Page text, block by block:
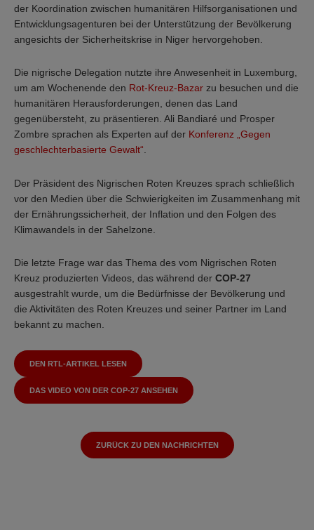
der Koordination zwischen humanitären Hilfsorganisationen und
Entwicklungsagenturen bei der Unterstützung der Bevölkerung
angesichts der Sicherheitskrise in Niger hervorgehoben.
Die nigrische Delegation nutzte ihre Anwesenheit in Luxemburg,
um am Wochenende den Rot-Kreuz-Bazar zu besuchen und die
humanitären Herausforderungen, denen das Land
gegenübersteht, zu präsentieren. Ali Bandiaré und Prosper
Zombre sprachen als Experten auf der Konferenz „Gegen
geschlechterbasierte Gewalt“.
Der Präsident des Nigrischen Roten Kreuzes sprach schließlich
vor den Medien über die Schwierigkeiten im Zusammenhang mit
der Ernährungssicherheit, der Inflation und den Folgen des
Klimawandels in der Sahelzone.
Die letzte Frage war das Thema des vom Nigrischen Roten
Kreuz produzierten Videos, das während der COP-27
ausgestrahlt wurde, um die Bedürfnisse der Bevölkerung und
die Aktivitäten des Roten Kreuzes und seiner Partner im Land
bekannt zu machen.
DEN RTL-ARTIKEL LESEN
DAS VIDEO VON DER COP-27 ANSEHEN
ZURÜCK ZU DEN NACHRICHTEN